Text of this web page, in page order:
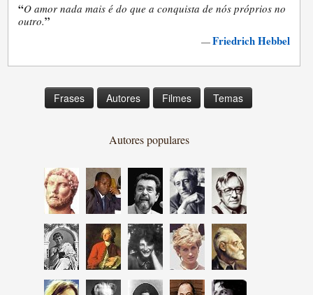
“O amor nada mais é do que a conquista de nós próprios no
outro.”
—Friedrich Hebbel
Frases Autores Filmes Temas
Autores populares